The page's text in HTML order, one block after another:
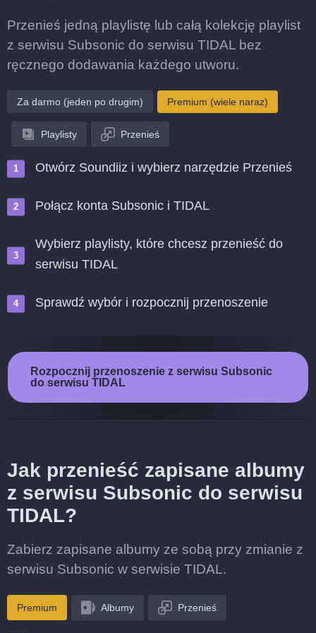
Przenieś jedną playlistę lub całą kolekcję playlist
z serwisu Subsonic do serwisu TIDAL bez
ręcznego dodawania każdego utworu.
Za darmo (jeden po drugim) Premium (wiele naraz)
Playlisty Przenieś
Otwórz Soundiiz i wybierz narzędzie Przenieś
Połącz konta Subsonic i TIDAL
Wybierz playlisty, które chcesz przenieść do
serwisu TIDAL
Sprawdź wybór i rozpocznij przenoszenie
Rozpocznij przenoszenie z serwisu Subsonic
do serwisu TIDAL
Jak przenieść zapisane albumy
z serwisu Subsonic do serwisu
TIDAL?
Zabierz zapisane albumy ze sobą przy zmianie z
serwisu Subsonic w serwisie TIDAL.
Premium Albumy Przenieś